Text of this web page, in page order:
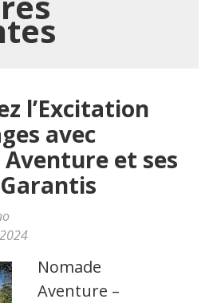
l’Excitation
avec
et ses
Nomade
Aventure –